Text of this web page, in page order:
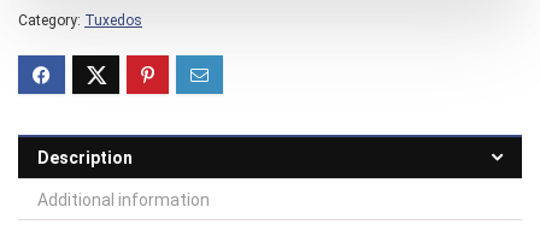
Category: Tuxedos
Description
Additional information